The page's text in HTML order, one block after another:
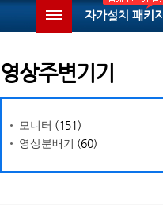
자가설치 패키지
영상주변기기
모니터 (151)
영상분배기 (60)